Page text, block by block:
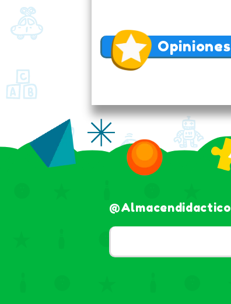
Opiniones
@almacendidactico